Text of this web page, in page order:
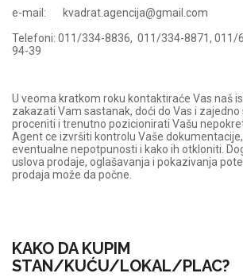
e-mail: kvadrat.agencija@gmail.com
Telefoni: 011/334-8836, 011/334-8871, 011/
94-39
U veoma kratkom roku kontaktiraće Vas naš
zakazati Vam sastanak, doći do Vas i zajedno
proceniti i trenutno pozicionirati Vašu
Agent ce izvršiti kontrolu Vaše
eventualne nepotpunosti i kako ih otkloniti.
uslova prodaje, oglašavanja i pokazivanja
prodaja može da počne.
KAKO DA KUPIM
STAN/KUĆU/LOKAL/PLAC?